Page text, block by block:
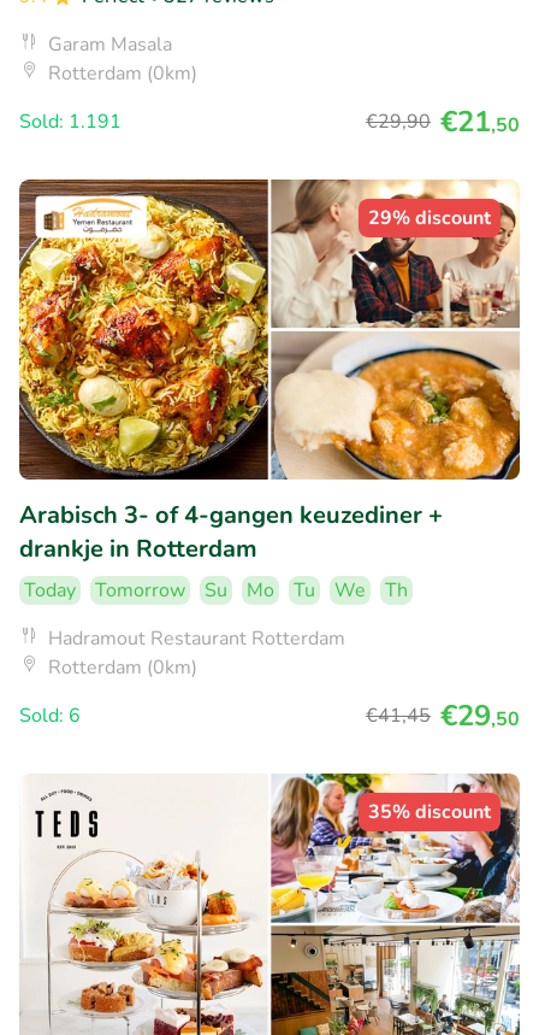
Garam Masala
Rotterdam (0km)
Sold: 1.191
€29,90 €21,50
29% discount
Arabisch 3- of 4-gangen keuzediner +
drankje in Rotterdam
Today Tomorrow Su Mo Tu We
Th
Hadramout Restaurant Rotterdam
Rotterdam (0km)
Sold: 6
€41,45 €29,50
35% discount